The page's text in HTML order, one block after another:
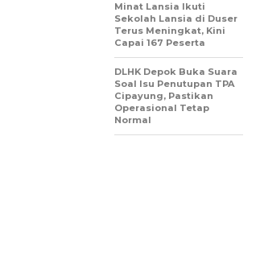
Minat Lansia Ikuti
Sekolah Lansia di Duser
Terus Meningkat, Kini
Capai 167 Peserta
DLHK Depok Buka Suara
Soal Isu Penutupan TPA
Cipayung, Pastikan
Operasional Tetap
Normal